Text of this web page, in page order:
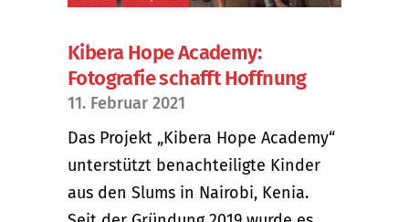
Kibera Hope Academy:
Fotografie schafft Hoffnung
11. Februar 2021
Das Projekt „Kibera Hope Academy“
unterstützt benachteiligte Kinder
aus den Slums in Nairobi, Kenia.